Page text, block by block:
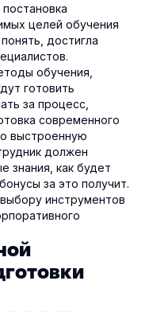
целей обучения
достигла
обучения,
готовить
за процесс,
современного
выстроенную
должен
знания, как будет
за это получит.
инструментов